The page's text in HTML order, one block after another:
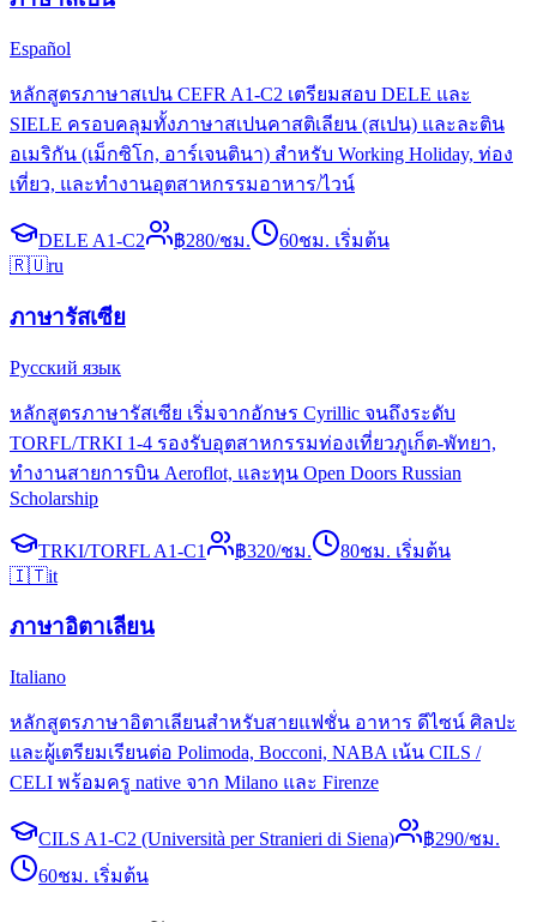
Español
หลักสูตรภาษาสเปน CEFR A1-C2 เตรียมสอบ DELE และ
SIELE ครอบคลุมทั้งภาษาสเปนคาสติเลียน (สเปน) และละติน
อเมริกัน (เม็กซิโก, อาร์เจนตินา) สำหรับ Working Holiday, ท่อง
เที่ยว, และทำงานอุตสาหกรรมอาหาร/ไวน์
DELE A1-C2 ฿280/ชม. 60ชม. เริ่มต้น
🇷🇺ru
ภาษารัสเซีย
Русский язык
หลักสูตรภาษารัสเซีย เริ่มจากอักษร Cyrillic จนถึงระดับ
TORFL/TRKI 1-4 รองรับอุตสาหกรรมท่องเที่ยวภูเก็ต-พัทยา,
ทำงานสายการบิน Aeroflot, และทุน Open Doors Russian
Scholarship
TRKI/TORFL A1-C1 ฿320/ชม. 80ชม. เริ่มต้น
🇮🇹it
ภาษาอิตาเลียน
Italiano
หลักสูตรภาษาอิตาเลียนสำหรับสายแฟชั่น อาหาร ดีไซน์ ศิลปะ
และผู้เตรียมเรียนต่อ Polimoda, Bocconi, NABA เน้น CILS /
CELI พร้อมครู native จาก Milano และ Firenze
CILS A1-C2 (Università per Stranieri di Siena) ฿290/ชม.
60ชม. เริ่มต้น